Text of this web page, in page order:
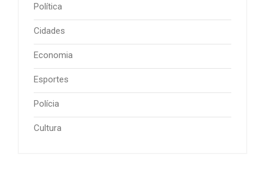
Política
Cidades
Economia
Esportes
Polícia
Cultura